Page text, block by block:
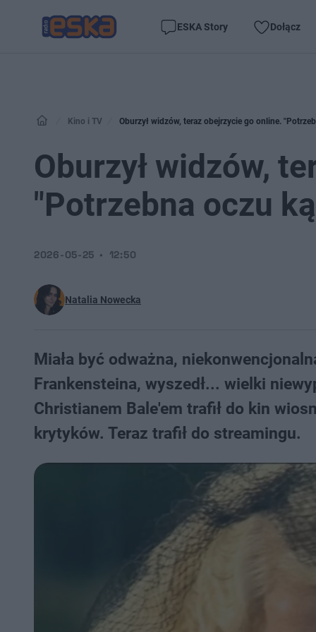
ESKA Story Dołącz
Kino i TV Oburzył widzów, teraz obejrzycie go online.
Oburzył widzów,
"Potrzebna oczu
Natalia Nowecka
2026-05-25 12:50
Miała być odważna,
Frankensteina, wyszedł... wielki
Christianem Bale'em trafił do kin
krytyków. Teraz trafił do streamingu.